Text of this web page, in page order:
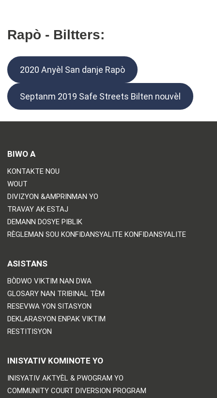
Rapò - Biltters:
2020 Anyèl San danje Rapò
Septanm 2019 Safe Streets Bilten nouvèl
BIWO A
KONTAKTE NOU
WOUT
DIVIZYON &AMPRINMAN YO
TRAVAY AK ESTAJ
DEMANN DOSYE PIBLIK
RÈGLEMAN SOU KONFIDANSYALITE KONFIDANSYALITE
ASISTANS
BÒDWO VIKTIM NAN DWA
GLOSARY NAN TRIBINAL TÈM
RESEVWA YON SITASYON
DEKLARASYON ENPAK VIKTIM
RESTITISYON
INISYATIV KOMINOTE YO
INISYATIV AKTYÈL & PWOGRAM YO
COMMUNITY COURT DIVERSION PROGRAM